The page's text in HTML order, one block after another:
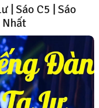
| Sáo C5 | Sáo
Nhất